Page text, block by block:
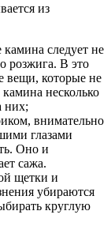
из
следует не
розжига. В это
вещи, которые не
несколько
них;
внимательно
глазами
Оно и
сажа.
щетки и
убираются
круглую